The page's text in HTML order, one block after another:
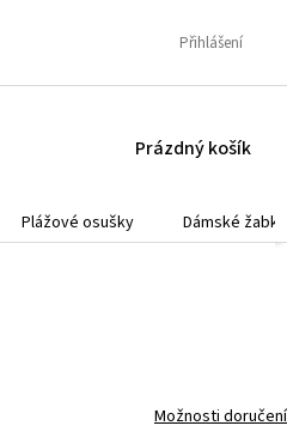
Přihlášení
NÁKUPNÍ
Prázdný košík
Plážové osušky
Dámské žabky
Možnosti doručení